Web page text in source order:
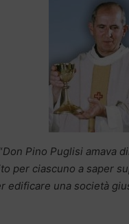
Don Pino Puglisi amava
per ciascuno a saper
edificare una società